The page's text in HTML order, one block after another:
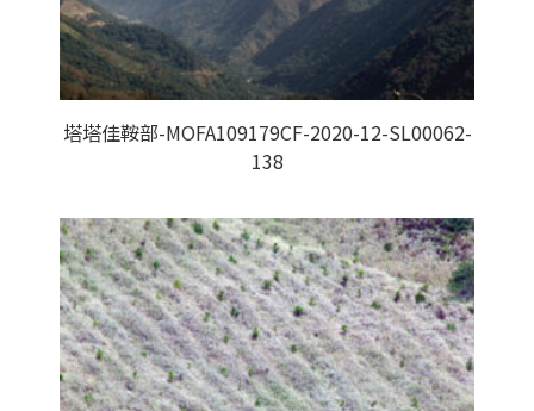
塔塔佳鞍部-MOFA109179CF-2020-12-SL00062-
138